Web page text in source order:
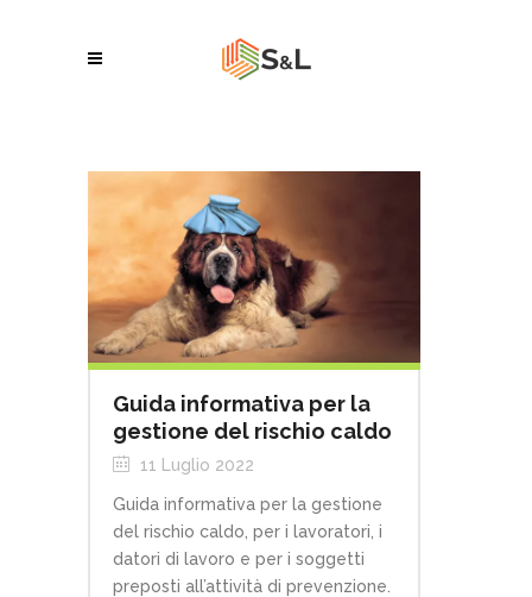
Guida informativa per la
gestione del rischio caldo
11 Luglio 2022
Guida informativa per la gestione
del rischio caldo, per i lavoratori, i
datori di lavoro e per i soggetti
preposti all’attività di prevenzione.